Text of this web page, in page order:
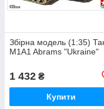
Збірна модель (1:35)
M1A1 Abrams "Ukraine"
1 432 ₴
Купити